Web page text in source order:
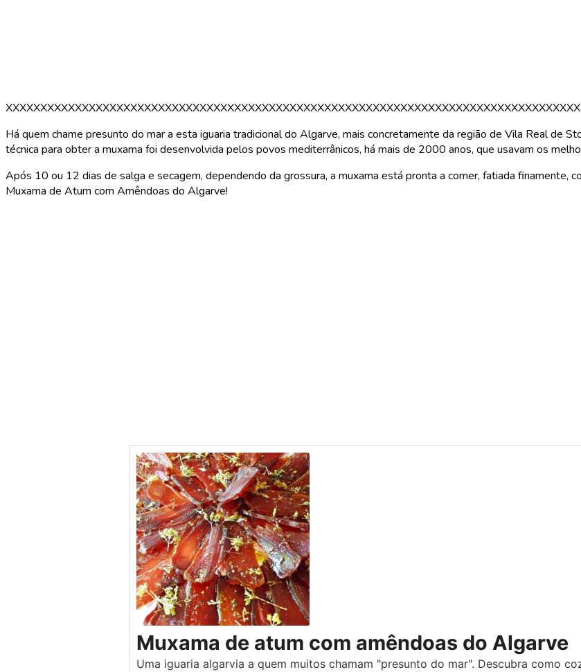
Há quem chame presunto do mar a esta iguaria tradicional do Algarve, mais concretamente da região de Vila Real de
técnica para obter a muxama foi desenvolvida pelos povos mediterrânicos, há mais de 2000 anos, que usavam os
Após 10 ou 12 dias de salga e secagem, dependendo da grossura, a muxama está pronta a comer, fatiada finamente,
Muxama de Atum com Amêndoas do Algarve!
Muxama de atum com amêndoas do Algarve
Uma iguaria algarvia a quem muitos chamam "presunto do mar". Descubra como